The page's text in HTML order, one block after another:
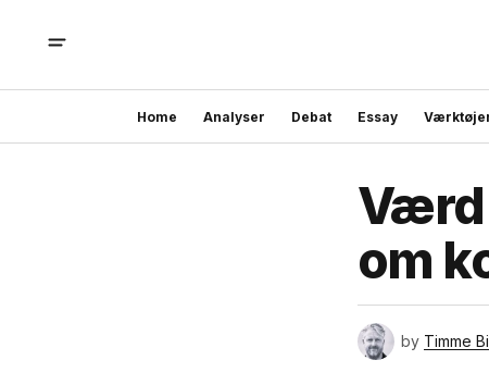
Home Analyser Debat Essay
Værd
om
by Timme